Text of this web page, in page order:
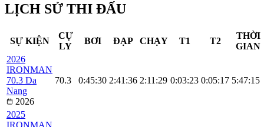
LỊCH SỬ THI ĐẤU
SỰ KIỆN
CỰ
LY
BƠI ĐẠP CHẠY T1 T2
THỜI
GIAN
2026
IRONMAN
70.3 Da
Nang
2026
70.3 0:45:30 2:41:36 2:11:29 0:03:23 0:05:17 5:47:15
2025
IRONMAN